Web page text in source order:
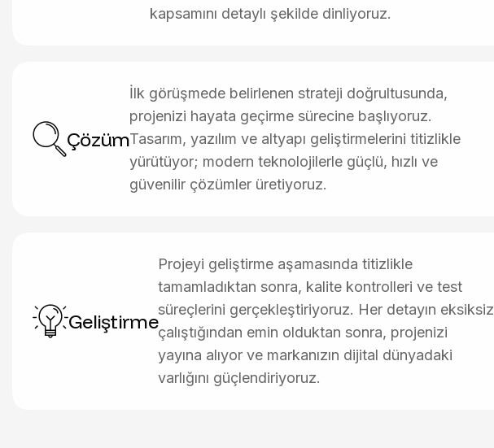
kapsamını detaylı şekilde dinliyoruz.
Çözüm
İlk görüşmede belirlenen strateji doğrultusunda,
projenizi hayata geçirme sürecine başlıyoruz.
Tasarım, yazılım ve altyapı geliştirmelerini titizlikle
yürütüyor; modern teknolojilerle güçlü, hızlı ve
güvenilir çözümler üretiyoruz.
Geliştirme
Projeyi geliştirme aşamasında titizlikle
tamamladıktan sonra, kalite kontrolleri ve test
süreçlerini gerçekleştiriyoruz. Her detayın eksiksiz
çalıştığından emin olduktan sonra, projenizi
yayına alıyor ve markanızın dijital dünyadaki
varlığını güçlendiriyoruz.